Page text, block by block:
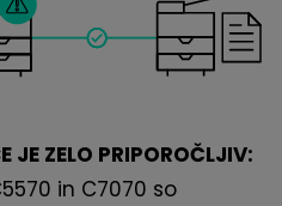
JE ZELO PRIPOROČLJIV:
in C7070 so